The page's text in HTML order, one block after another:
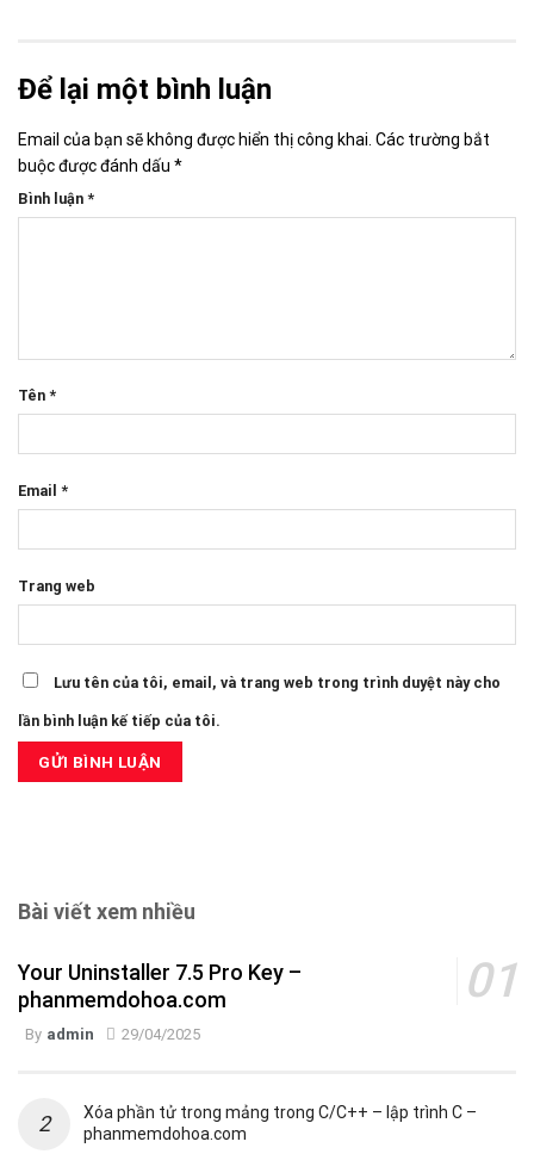
Để lại một bình luận
Email của bạn sẽ không được hiển thị công khai. Các trường bắt
buộc được đánh dấu *
Bình luận *
Tên *
Email *
Trang web
Lưu tên của tôi, email, và trang web trong trình duyệt này cho
lần bình luận kế tiếp của tôi.
Bài viết xem nhiều
Your Uninstaller 7.5 Pro Key –
phanmemdohoa.com
By admin 29/04/2025
Xóa phần tử trong mảng trong C/C++ – lập trình C –
phanmemdohoa.com